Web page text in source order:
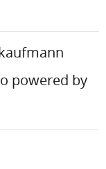
powered by